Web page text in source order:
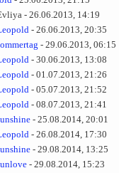
- 26.06.2013, 14:19
- 26.06.2013, 20:35
- 29.06.2013, 06:15
- 30.06.2013, 13:08
- 01.07.2013, 21:26
- 05.07.2013, 21:52
- 08.07.2013, 21:41
- 25.08.2014, 20:01
- 26.08.2014, 17:30
- 29.08.2014, 13:25
- 29.08.2014, 15:23